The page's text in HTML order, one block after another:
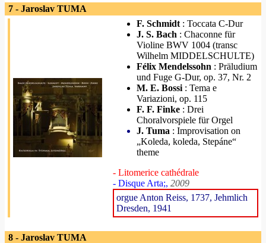
7 - Jaroslav TUMA
F. Schmidt : Toccata C-Dur
J. S. Bach : Chaconne für
Violine BWV 1004 (transc
Wilhelm MIDDELSCHULTE)
Félix Mendelssohn : Präludium
und Fuge G-Dur, op. 37, Nr. 2
M. E. Bossi : Tema e
Variazioni, op. 115
F. F. Finke : Drei
Choralvorspiele für Orgel
J. Tuma : Improvisation on
„Koleda, koleda, Stepáne“
theme
- Litomerice cathédrale
- Disque Arta;, 2009
orgue Anton Reiss, 1737, Jehmlich
Dresden, 1941
8 - Jaroslav TUMA